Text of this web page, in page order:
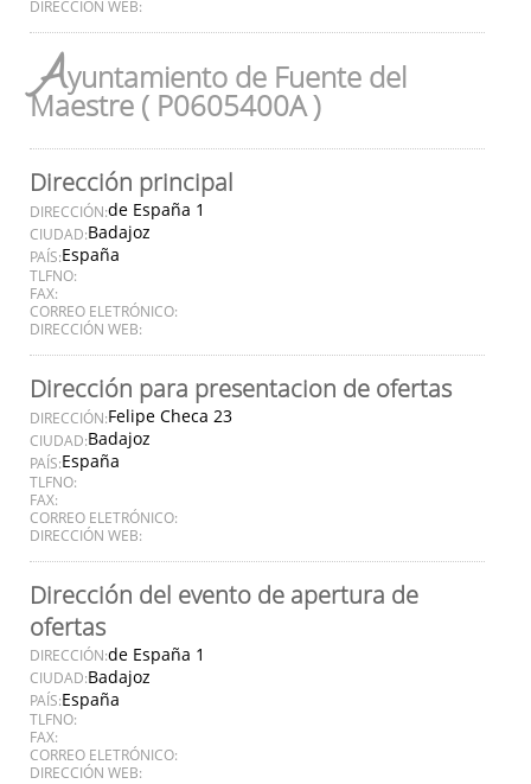
DIRECCIÓN WEB:
Ayuntamiento de Fuente del
Maestre ( P0605400A )
Dirección principal
DIRECCIÓN:de España 1
CIUDAD:Badajoz
PAÍS:España
TLFNO:
FAX:
CORREO ELETRÓNICO:
DIRECCIÓN WEB:
Dirección para presentacion de ofertas
DIRECCIÓN:Felipe Checa 23
CIUDAD:Badajoz
PAÍS:España
TLFNO:
FAX:
CORREO ELETRÓNICO:
DIRECCIÓN WEB:
Dirección del evento de apertura de
ofertas
DIRECCIÓN:de España 1
CIUDAD:Badajoz
PAÍS:España
TLFNO:
FAX:
CORREO ELETRÓNICO:
DIRECCIÓN WEB: